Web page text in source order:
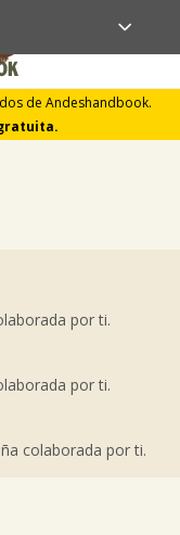
de Andeshandbook.
por ti.
por ti.
colaborada por ti.